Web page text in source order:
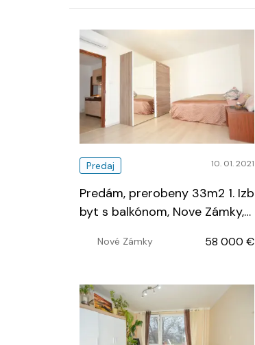
Predaj 10. 01. 2021
Predám, prerobeny 33m2 1. Izb
byt s balkónom, Nove Zámky,
Nové Zámky 58 000 €